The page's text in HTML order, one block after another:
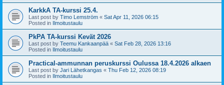
KarkkA TA-kurssi 25.4.
Last post by Timo Lemström « Sat Apr 11, 2026 06:15
Posted in Ilmoitustaulu
PkPA TA-kurssi Kevät 2026
Last post by Teemu Kankaanpää « Sat Feb 28, 2026 13:16
Posted in Ilmoitustaulu
Practical-ammunnan peruskurssi Oulussa 18.4.2026 alkaen
Last post by Jari Lähetkangas « Thu Feb 12, 2026 08:19
Posted in Ilmoitustaulu